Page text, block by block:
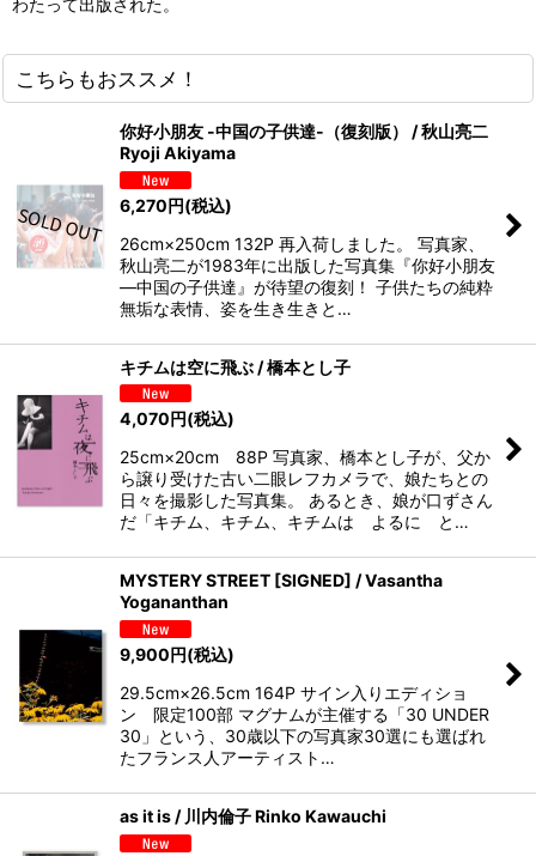
こちらもおススメ！
你好小朋友 -中国の子供達-（復刻版） / 秋山亮二
Ryoji Akiyama
6,270円(税込)
26cm×250cm 132P 再入荷しました。 写真家、
秋山亮二が1983年に出版した写真集『你好小朋友
―中国の子供達』が待望の復刻！ 子供たちの純粋
無垢な表情、姿を生き生きと…
キチムは空に飛ぶ / 橋本とし子
4,070円(税込)
25cm×20cm 88P 写真家、橋本とし子が、父か
ら譲り受けた古い二眼レフカメラで、娘たちとの
日々を撮影した写真集。 あるとき、娘が口ずさん
だ「キチム、キチム、キチムは よるに と…
MYSTERY STREET [SIGNED] / Vasantha
Yogananthan
9,900円(税込)
29.5cm×26.5cm 164P サイン入りエディショ
ン 限定100部 マグナムが主催する「30 UNDER
30」という、30歳以下の写真家30選にも選ばれ
たフランス人アーティスト…
as it is / 川内倫子 Rinko Kawauchi